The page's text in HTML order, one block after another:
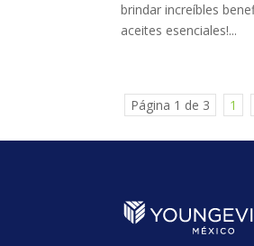
brindar increíbles
aceites esenciales!...
Página 1 de 3 1